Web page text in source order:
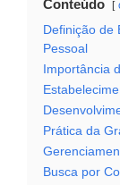
Conteúdo
Definição de
Pessoal
Importância
Prática da
Busca por